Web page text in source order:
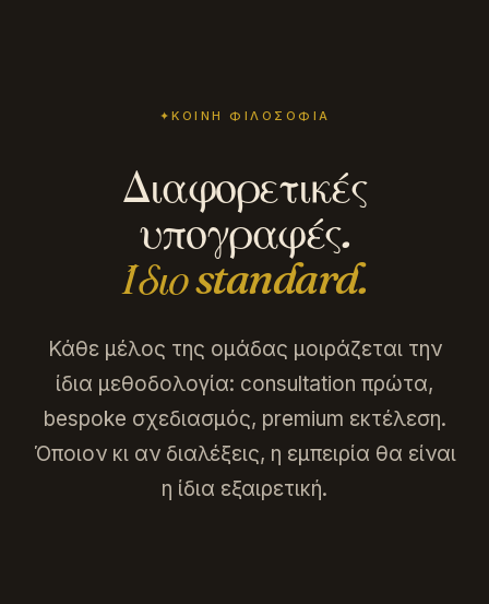
✦ ΚΟΙΝΉ ΦΙΛΟΣΟΦΊΑ
Διαφορετικές
υπογραφές.
Ίδιο standard.
Κάθε μέλος της ομάδας μοιράζεται την
ίδια μεθοδολογία: consultation πρώτα,
bespoke σχεδιασμός, premium εκτέλεση.
Όποιον κι αν διαλέξεις, η εμπειρία θα είναι
η ίδια εξαιρετική.